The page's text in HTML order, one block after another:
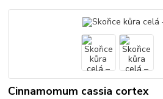
Cinnamomum cassia cortex